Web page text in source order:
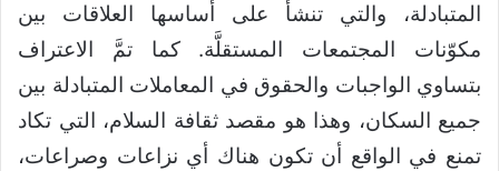
المتبادلة، والتي تنشأ على أساسها العلاقات بين
مكوّنات المجتمعات المستقلَّة. كما تمَّ الاعتراف
بتساوي الواجبات والحقوق في المعاملات المتبادلة بين
جميع السكان، وهذا هو مقصد ثقافة السلام، التي تكاد
تمنع في الواقع أن تكون هناك أي نزاعات وصراعات،